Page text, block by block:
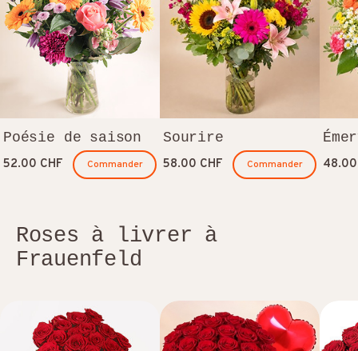
Poésie de saison
52.00 CHF Commander
Sourire
58.00 CHF Commander 48.00
Roses à livrer à
Frauenfeld